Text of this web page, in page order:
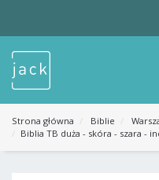
KATEGORIE
MENU
Strona główna Biblie
Biblia TB duża - skóra - szara -